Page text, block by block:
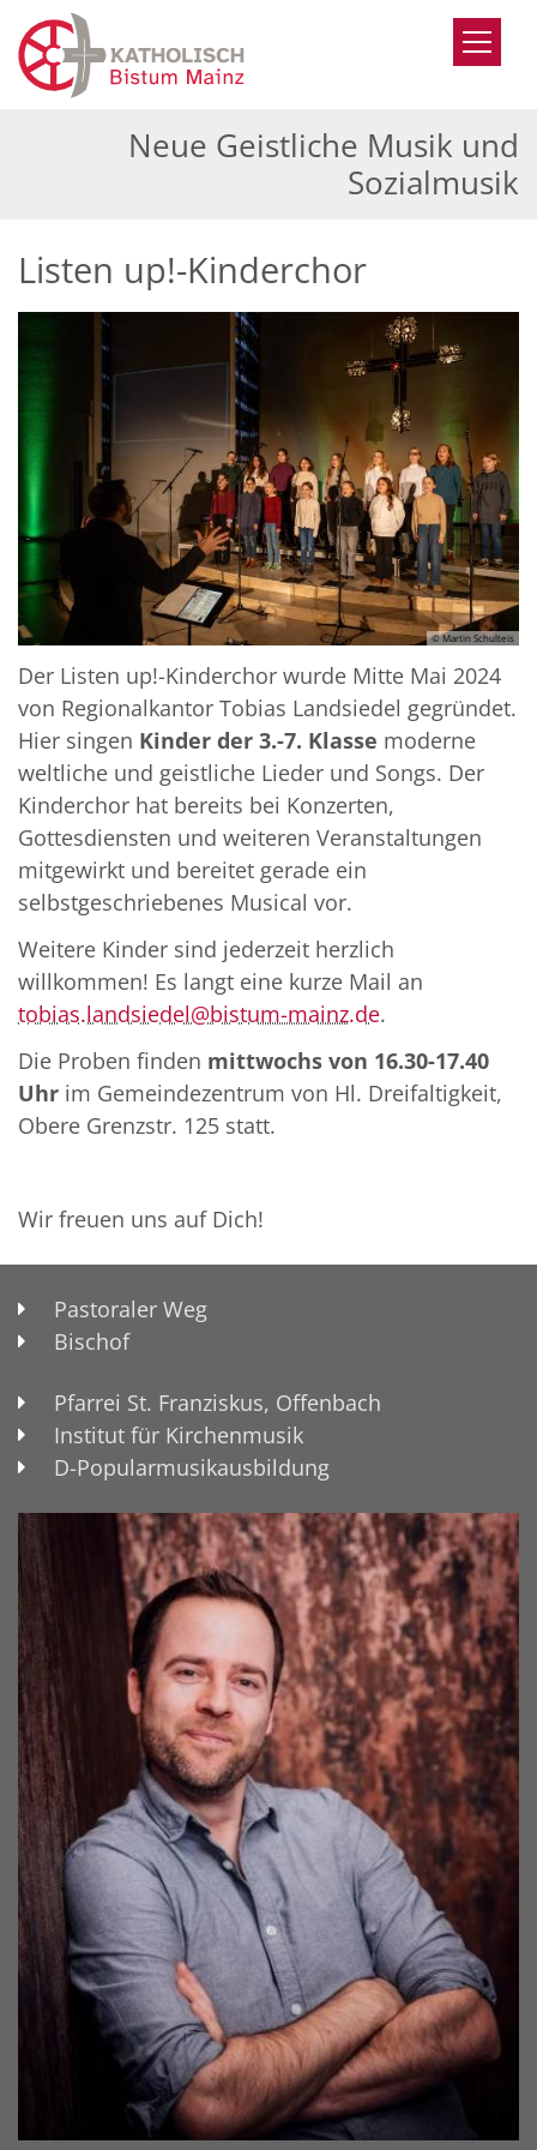
Zum Inhalt springen
Neue Geistliche Musik und
Sozialmusik
Listen up!-Kinderchor
© Martin Schulteis
Der Listen up!-Kinderchor wurde Mitte Mai 2024
von Regionalkantor Tobias Landsiedel gegründet.
Hier singen Kinder der 3.-7. Klasse moderne
weltliche und geistliche Lieder und Songs. Der
Kinderchor hat bereits bei Konzerten,
Gottesdiensten und weiteren Veranstaltungen
mitgewirkt und bereitet gerade ein
selbstgeschriebenes Musical vor.
Weitere Kinder sind jederzeit herzlich
willkommen! Es langt eine kurze Mail an
tobias.landsiedel@bistum-mainz.de.
Die Proben finden mittwochs von 16.30-17.40
Uhr im Gemeindezentrum von Hl. Dreifaltigkeit,
Obere Grenzstr. 125 statt.
Wir freuen uns auf Dich!
Pastoraler Weg
Bischof
Pfarrei St. Franziskus, Offenbach
Institut für Kirchenmusik
D-Popularmusikausbildung